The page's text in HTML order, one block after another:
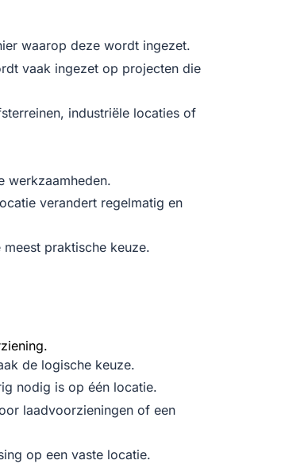
waarop deze wordt ingezet.
vaak ingezet op projecten die
industriële locaties of
werkzaamheden.
verandert regelmatig en
praktische keuze.
de logische keuze.
nodig is op één locatie.
laadvoorzieningen of een
op een vaste locatie.